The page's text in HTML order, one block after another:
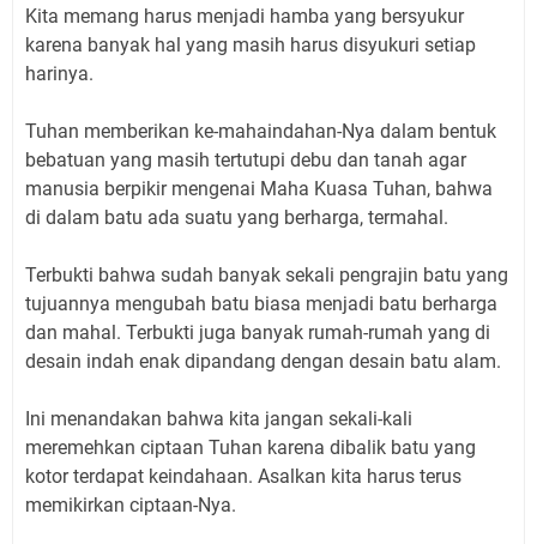
Kita memang harus menjadi hamba yang bersyukur
karena banyak hal yang masih harus disyukuri setiap
harinya.
Tuhan memberikan ke-mahaindahan-Nya dalam bentuk
bebatuan yang masih tertutupi debu dan tanah agar
manusia berpikir mengenai Maha Kuasa Tuhan, bahwa
di dalam batu ada suatu yang berharga, termahal.
Terbukti bahwa sudah banyak sekali pengrajin batu yang
tujuannya mengubah batu biasa menjadi batu berharga
dan mahal. Terbukti juga banyak rumah-rumah yang di
desain indah enak dipandang dengan desain batu alam.
Ini menandakan bahwa kita jangan sekali-kali
meremehkan ciptaan Tuhan karena dibalik batu yang
kotor terdapat keindahaan. Asalkan kita harus terus
memikirkan ciptaan-Nya.